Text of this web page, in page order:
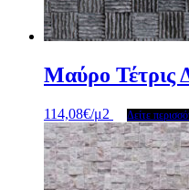
Μαύρο Τέτρις
114,08€/μ2 Δείτε